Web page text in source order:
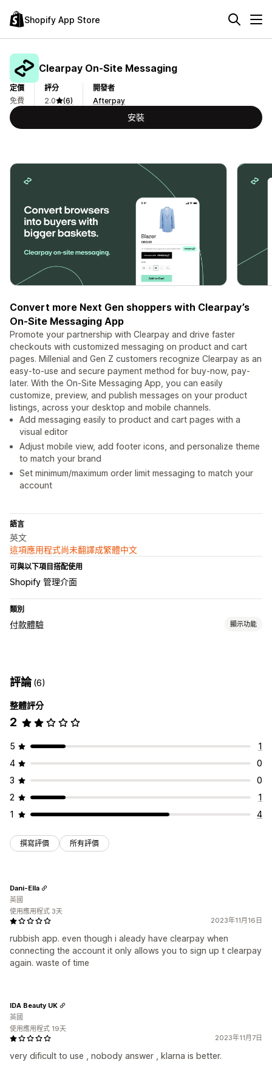
Shopify App Store
Clearpay On‑Site Messaging
定價
免費
評分
2.0
(6)
開發者
Afterpay
安裝
Convert more Next Gen shoppers with Clearpay’s
On-Site Messaging App
Promote your partnership with Clearpay and drive faster
checkouts with customized messaging on product and cart
pages. Millenial and Gen Z customers recognize Clearpay as an
easy-to-use and secure payment method for buy-now, pay-
later. With the On-Site Messaging App, you can easily
customize, preview, and publish messages on your product
listings, across your desktop and mobile channels.
Add messaging easily to product and cart pages with a
visual editor
Adjust mobile view, add footer icons, and personalize theme
to match your brand
Set minimum/maximum order limit messaging to match your
account
語言
英文
這項應用程式尚未翻譯成繁體中文
可與以下項目搭配使用
Shopify 管理介面
類別
付款體驗 顯示功能
評論(6)
整體評分
2
5
1
4
0
3
0
2
1
1
4
撰寫評價 所有評價
2023年11月16日
rubbish app. even though i aleady have clearpay when
connecting the account it only allows you to sign up t clearpay
again. waste of time
Dani-Ella
英國
使用應用程式 3天
2023年11月7日
very dificult to use , nobody answer , klarna is better.
IDA Beauty UK
英國
使用應用程式 19天